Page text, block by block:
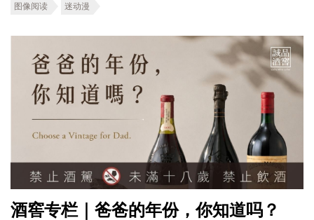
图像阅读 迷动漫
酒窖专栏｜爸爸的年份，你知道吗？